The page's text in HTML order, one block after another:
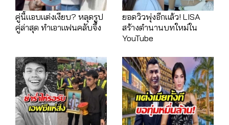
คู่นี้แอบแต่งเงียบ? หลุดรูป
คู่ล่าสุด ทำเอาแฟนคลับจึ้ง
ยอดวิวพุ่งอีกแล้ว! LISA
สร้างตำนานบทใหม่ใน
YouTube